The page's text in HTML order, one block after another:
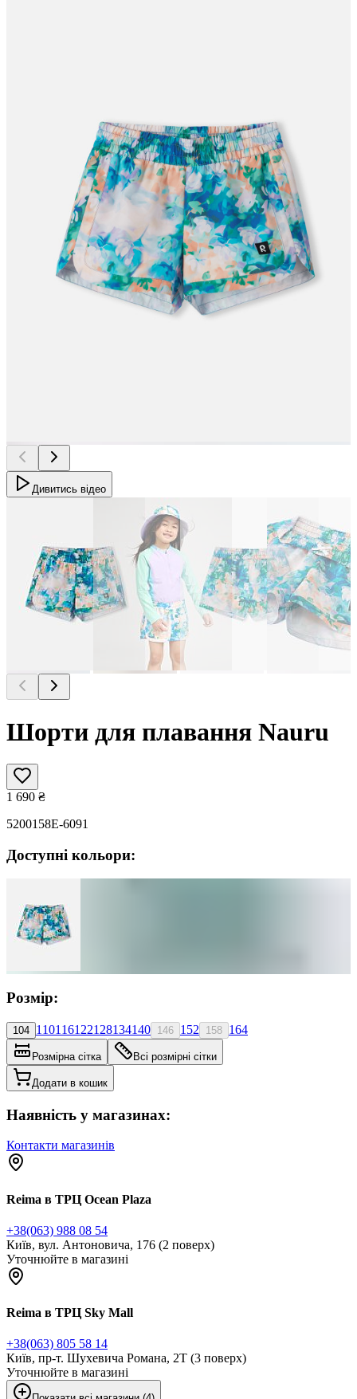
Дивитись відео
Шорти для плавання Nauru
1 690 ₴
5200158E-6091
Доступні кольори:
Розмір:
104 110116122128134140 146 152 158 164
Розмірна сітка Всі розмірні сітки
Додати в кошик
Наявність у магазинах:
Контакти магазинів
Reima в ТРЦ Ocean Plaza
+38(063) 988 08 54
Київ, вул. Антоновича, 176 (2 поверх)
Уточнюйте в магазині
Reima в ТРЦ Sky Mall
+38(063) 805 58 14
Київ, пр-т. Шухевича Романа, 2Т (3 поверх)
Уточнюйте в магазині